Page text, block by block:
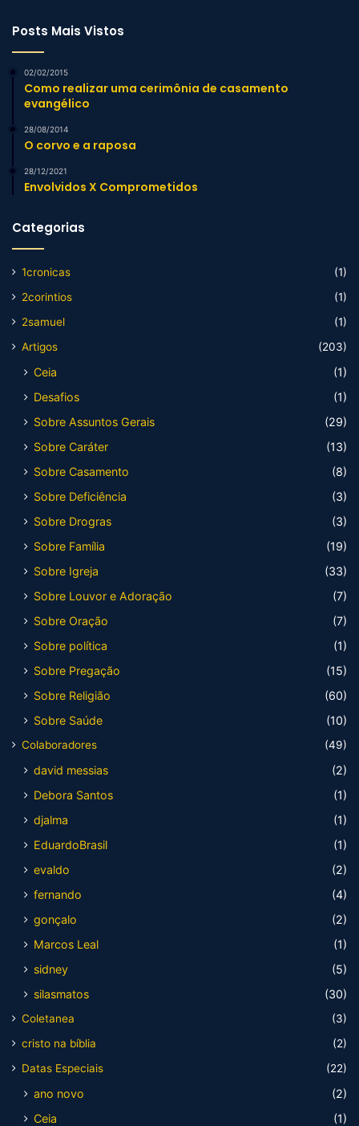
Posts Mais Vistos
02/02/2015
Como realizar uma cerimônia de casamento
evangélico
28/08/2014
O corvo e a raposa
28/12/2021
Envolvidos X Comprometidos
Categorias
1cronicas
(1)
2corintios
(1)
2samuel
(1)
Artigos
(203)
Ceia
(1)
Desafios
(1)
Sobre Assuntos Gerais
(29)
Sobre Caráter
(13)
Sobre Casamento
(8)
Sobre Deficiência
(3)
Sobre Drogras
(3)
Sobre Família
(19)
Sobre Igreja
(33)
Sobre Louvor e Adoração
(7)
Sobre Oração
(7)
Sobre política
(1)
Sobre Pregação
(15)
Sobre Religião
(60)
Sobre Saúde
(10)
Colaboradores (49)
david messias
(2)
Debora Santos
(1)
djalma
(1)
EduardoBrasil
(1)
evaldo
(2)
fernando
(4)
gonçalo
(2)
Marcos Leal
(1)
sidney
(5)
silasmatos
(30)
Coletanea
(3)
cristo na bíblia
(2)
Datas Especiais
(22)
ano novo
(2)
Ceia
(1)